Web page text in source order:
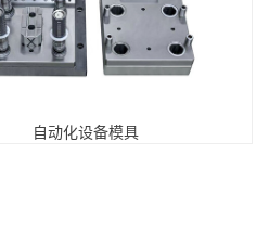
自动化设备模具